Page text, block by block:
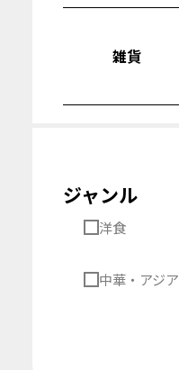
雑貨
ジャンル
洋食
中華・アジア